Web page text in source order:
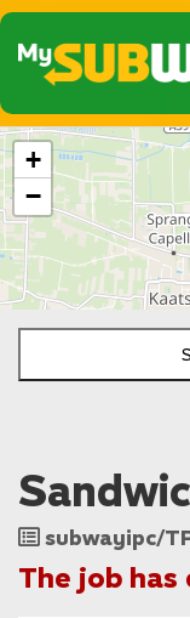
The
following
content
displays
map
of
the
jobs
Waalwijk
+
−
Job
Reference
subwayipc/
The job has